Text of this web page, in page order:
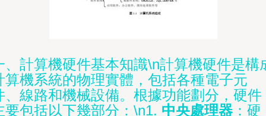
、計算機硬件基本知識\n計算機硬件是構
算機系統的物理實體，包括各種電子元
、線路和機械設備。根據功能劃分，硬件
要包括以下幾部分：\n1. 中央處理器：硬